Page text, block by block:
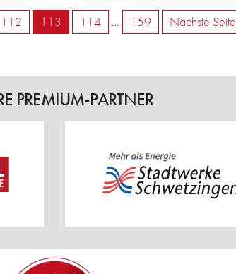
112 113 114 … 159 Nächste Seite
PREMIUM-PARTNER